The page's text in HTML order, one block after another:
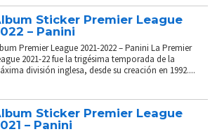
Sticker Premier League
– Panini
Premier League 2021-2022 – Panini La Premier
2021-22 fue la trigésima temporada de la
división inglesa, desde su creación en 1992....
Sticker Premier League
– Panini